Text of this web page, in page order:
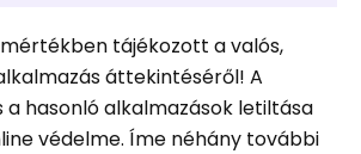
tájékozott a valós,
áttekintéséről! A
a hasonló alkalmazások letiltása
védelme. Íme néhány további